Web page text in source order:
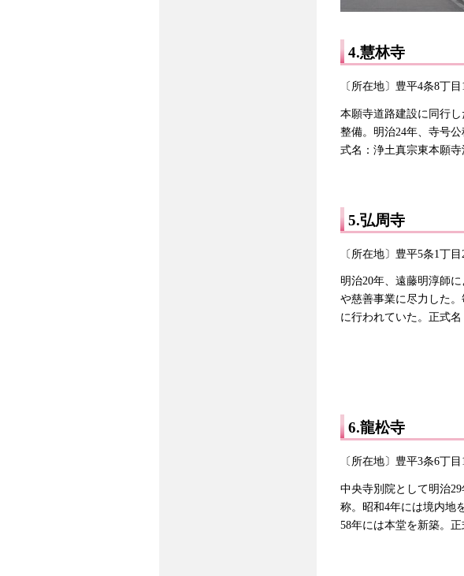
4.慧林寺
〔所在地〕豊平4条8丁目
本願寺道路建設に同行
整備。明治24年、寺号
式名：浄土真宗東本願寺
5.弘周寺
〔所在地〕豊平5条1丁目
明治20年、遠藤明淳師
や慈善事業に尽力した
に行われていた。正式名
6.龍松寺
〔所在地〕豊平3条6丁目
中央寺別院として明治
称。昭和4年には境内地
58年には本堂を新築。